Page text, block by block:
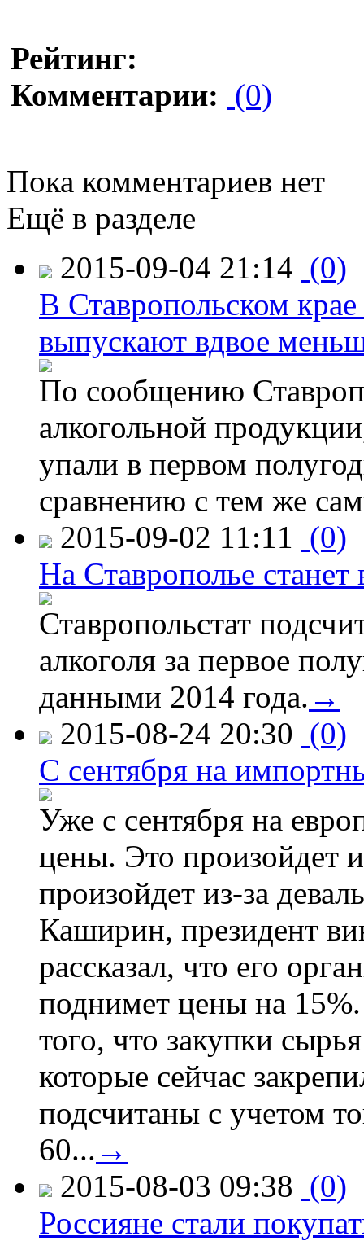
Рейтинг:
Комментарии: (0)
Пока комментариев нет
Ещё в разделе
2015-09-04 21:14 (0)
В Ставропольском
выпускают вдвое
По сообщению
алкогольной
упали в первом
сравнению с тем же
2015-09-02 11:11 (0)
На Ставрополье
Ставропольстат
алкоголя за первое
данными 2014 года. →
2015-08-24 20:30 (0)
C сентября на
Уже с сентября на
цены. Это произойдет
произойдет из-за
Каширин, президент
рассказал, что его
поднимет цены на
того, что закупки
которые сейчас
подсчитаны с учетом
60... →
2015-08-03 09:38 (0)
Россияне стали